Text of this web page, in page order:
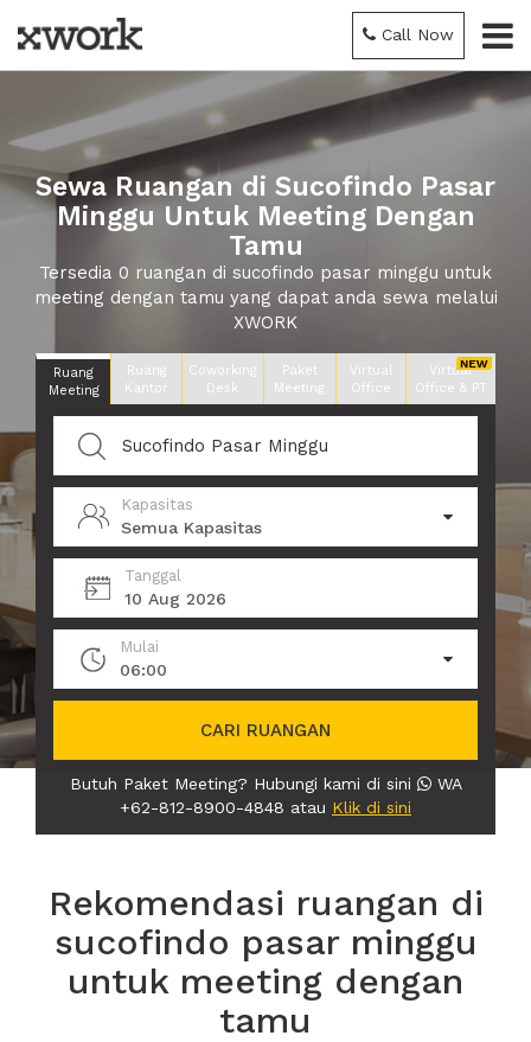
Call Now
Sewa Ruangan di Sucofindo Pasar
Minggu Untuk Meeting Dengan
Tamu
Tersedia 0 ruangan di sucofindo pasar minggu untuk
meeting dengan tamu yang dapat anda sewa melalui
XWORK
Ruang
Meeting
Ruang
Kantor
Coworking
Desk
Paket
Meeting
Virtual
Office
Virtual
Office & PT
Kapasitas
Semua Kapasitas
Tanggal
10 Aug 2026
Mulai
06:00
CARI RUANGAN
Butuh Paket Meeting? Hubungi kami di sini
WA
+62-812-8900-4848 atau Klik di sini
Rekomendasi ruangan di
sucofindo pasar minggu
untuk meeting dengan
tamu